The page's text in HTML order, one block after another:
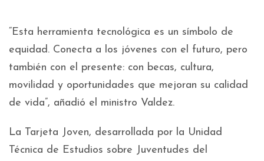
“Esta herramienta tecnológica es un símbolo de
equidad. Conecta a los jóvenes con el futuro, pero
también con el presente: con becas, cultura,
movilidad y oportunidades que mejoran su calidad
de vida”, añadió el ministro Valdez.
La Tarjeta Joven, desarrollada por la Unidad
Técnica de Estudios sobre Juventudes del